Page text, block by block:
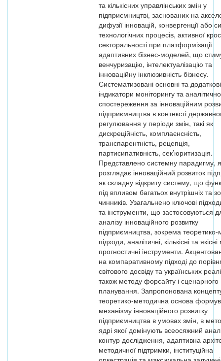
та кількісних управлінських змін у
підприємництві, заснованих на
дифузії інновацій, конвергенції або
технологічних процесів, активної
секторальності при платформізації
адаптивних бізнес-моделей, що
венчуризацію, інтелектуалізацію та
інноваційну інклюзивність бізнесу.
Систематизовані основні та додаткові
індикатори моніторингу та
спостереження за інноваційним
підприємництва в контексті
регулювання у періоди змін, такі як
дискреційність, комплаєнсність,
транспарентність, рецепція,
партисипативність, сек’юритизація.
Представлено системну парадигму,
розглядає інноваційний розвиток
як складну відкриту систему, що
під впливом багатьох внутрішніх та
чинників. Узагальнено ключові
та інструменти, що застосовуються
аналізу інноваційного розвитку
підприємництва, зокрема теоретико-
підходи, аналітичні, кількісні та
прогностичні інструменти.
на компаративному підході до
світового досвіду та українських
також методу форсайту і сценарного
планування. Запропонована
теоретико-методична основа
механізму інноваційного розвитку
підприємництва в умовах змін, в
ядрі якої домінують всеосяжний
контур дослідження, адаптивна
методичної підтримки, інституційна